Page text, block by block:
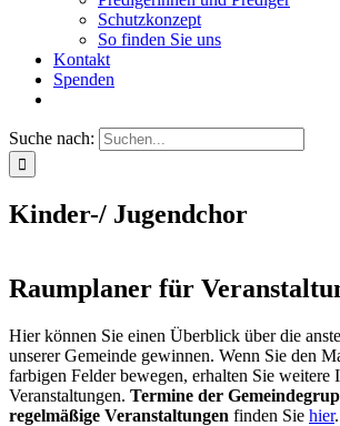
Schutzkonzept
So finden Sie uns
Kontakt
Spenden
Suche nach:
Kinder-/ Jugendchor
Raumplaner für
Hier können Sie einen Überblick über die
unserer Gemeinde gewinnen. Wenn Sie den
farbigen Felder bewegen, erhalten Sie weitere
Veranstaltungen. Termine der
regelmäßige Veranstaltungen finden Sie hier.